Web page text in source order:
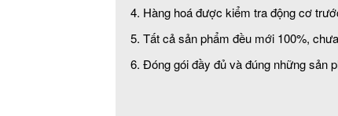
Hàng hoá được kiểm tra động cơ
Tất cả sản phẩm đều mới 100%,
Đóng gói đầy đủ và đúng những sản